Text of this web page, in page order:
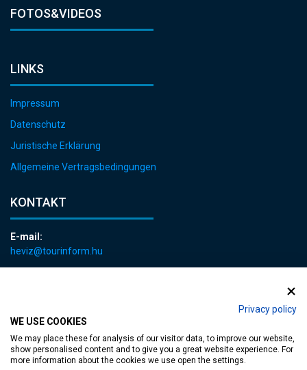
Privacy policy
WE USE COOKIES
We may place these for analysis of our visitor data, to improve our website,
show personalised content and to give you a great website experience. For
more information about the cookies we use open the settings.
FOTOS&VIDEOS
LINKS
Impressum
Datenschutz
Juristische Erklärung
Allgemeine Vertragsbedingungen
KONTAKT
E-mail:
heviz@tourinform.hu